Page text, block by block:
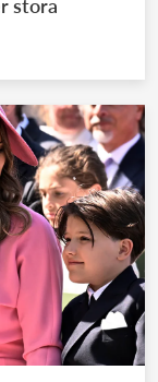
stora